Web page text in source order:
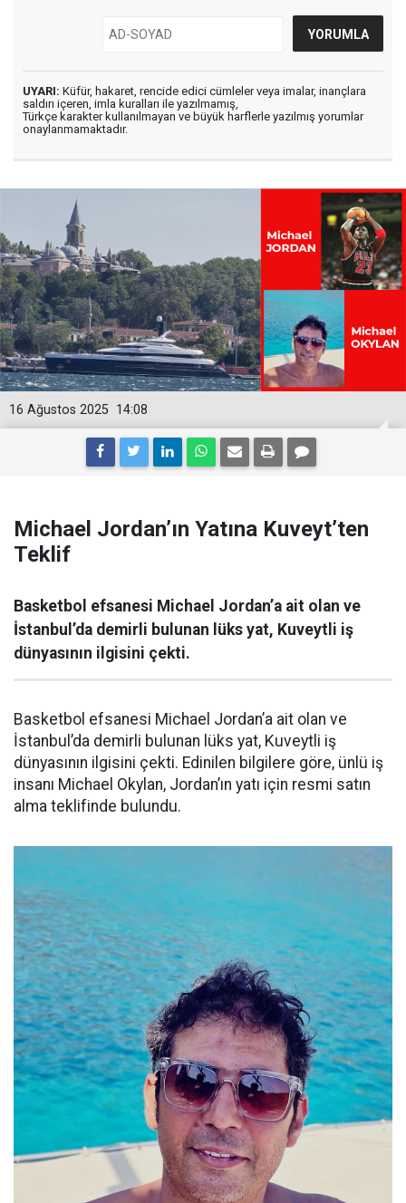
UYARI: Küfür, hakaret, rencide edici cümleler veya imalar, inançlara
saldırı içeren, imla kuralları ile yazılmamış,
Türkçe karakter kullanılmayan ve büyük harflerle yazılmış yorumlar
onaylanmamaktadır.
14:08
16 Ağustos 2025
Michael Jordan’ın Yatına Kuveyt’ten
Teklif
Basketbol efsanesi Michael Jordan’a ait olan ve
İstanbul’da demirli bulunan lüks yat, Kuveytli iş
dünyasının ilgisini çekti.
Basketbol efsanesi Michael Jordan’a ait olan ve
İstanbul’da demirli bulunan lüks yat, Kuveytli iş
dünyasının ilgisini çekti. Edinilen bilgilere göre, ünlü iş
insanı Michael Okylan, Jordan’ın yatı için resmi satın
alma teklifinde bulundu.